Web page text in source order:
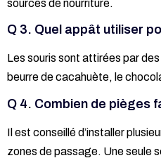
sources de nourriture.
Q 3. Quel appât utiliser
Les souris sont attirées par
beurre de cacahuète, le
Q 4. Combien de pièges
Il est conseillé d’installer
zones de passage. Une seule